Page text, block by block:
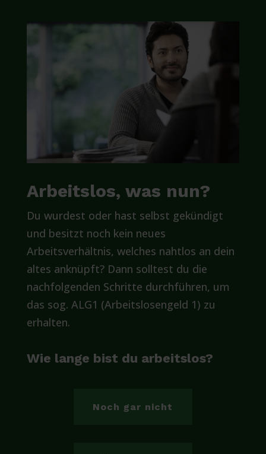
Arbeitslos, was nun?
Du wurdest oder hast selbst gekündigt
und besitzt noch kein neues
Arbeitsverhältnis, welches nahtlos an dein
altes anknüpft? Dann solltest du die
nachfolgenden Schritte durchführen, um
das sog. ALG1 (Arbeitslosengeld 1) zu
erhalten.
Wie lange bist du arbeitslos?
Noch gar nicht